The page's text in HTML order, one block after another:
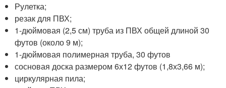
Рулетка;
резак для ПВХ;
1-дюймовая (2,5 см) труба из ПВХ общей длиной 30
футов (около 9 м);
1-дюймовая полимерная труба, 30 футов
сосновая доска размером 6х12 футов (1,8х3,66 м);
циркулярная пила;